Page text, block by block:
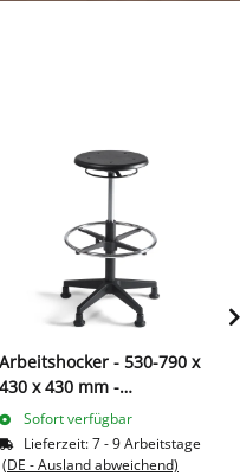
Arbeitshocker - 530-790 x
430 x 430 mm -
Kunststofffußkreuz 219003
Sofort verfügbar
Lieferzeit:7 - 9 Arbeitstage
(DE - Ausland abweichend)